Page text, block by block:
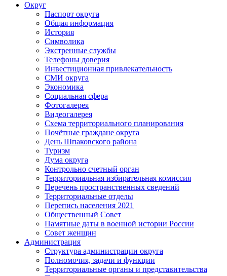
Округ
Паспорт округа
Общая информация
История
Символика
Экстренные службы
Телефоны доверия
Инвестиционная привлекательность
СМИ округа
Экономика
Социальная сфера
Фотогалерея
Видеогалерея
Схема территориального планирования
Почётные граждане округа
День Шпаковского района
Туризм
Дума округа
Контрольно счетный орган
Территориальная избирательная комиссия
Перечень пространственных сведений
Территориальные отделы
Перепись населения 2021
Общественный Совет
Памятные даты в военной истории России
Совет женщин
Администрация
Структура администрации округа
Полномочия, задачи и функции
Территориальные органы и представительства